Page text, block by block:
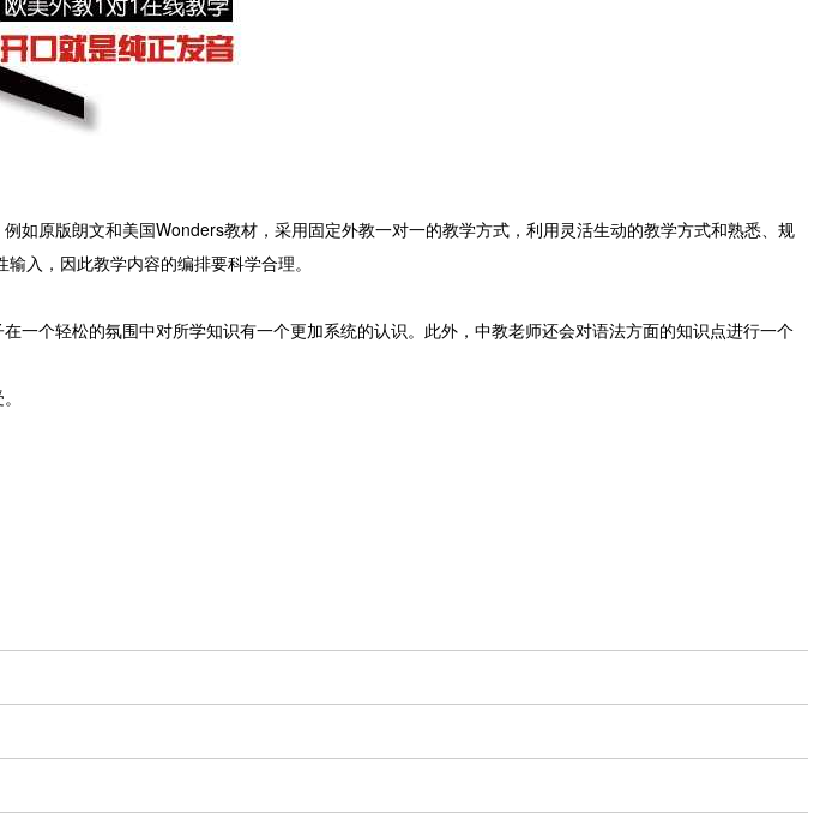
原版朗文和美国Wonders教材，采用固定外教一对一的教学方式，利用灵活生动的教学方式和熟悉、规
入，因此教学内容的编排要科学合理。
个轻松的氛围中对所学知识有一个更加系统的认识。此外，中教老师还会对语法方面的知识点进行一个